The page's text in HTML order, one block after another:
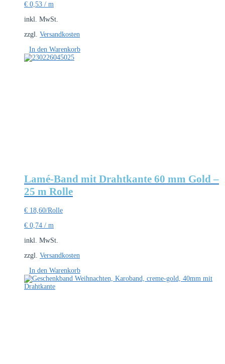
€ 0,53 / m
inkl. MwSt.
zzgl. Versandkosten
In den Warenkorb
Lamé-Band mit Drahtkante 60 mm Gold –
25 m Rolle
€ 18,60/Rolle
€ 0,74 / m
inkl. MwSt.
zzgl. Versandkosten
In den Warenkorb